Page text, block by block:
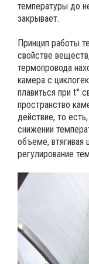
температуры до
закрывает.
Принцип работы
свойстве
термопровода
камера с
плавиться при t°
пространство
действие, то
снижении
объеме, втягивая
регулирование